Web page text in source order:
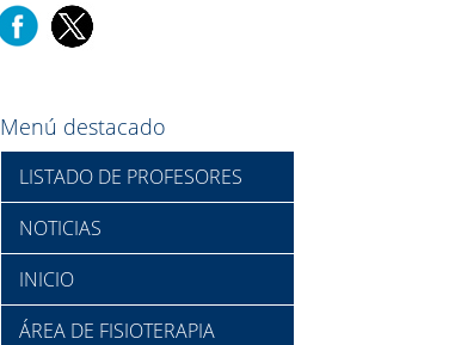
Menú destacado
LISTADO DE PROFESORES
NOTICIAS
INICIO
ÁREA DE FISIOTERAPIA